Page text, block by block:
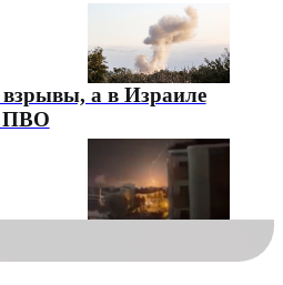
а в Израиле
ПВО